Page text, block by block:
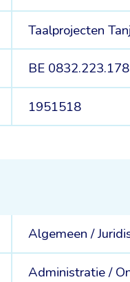
Taalprojecten
BE 0832.223.178
1951518
Algemeen /
Administratie /